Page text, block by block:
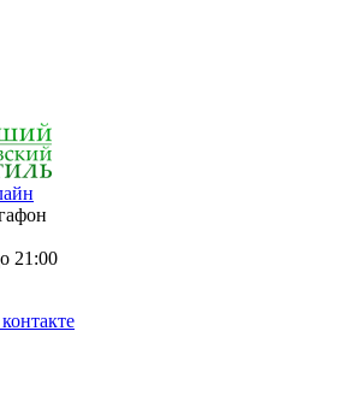
21:00